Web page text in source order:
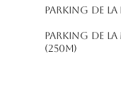
parking de la
parking de la
(250m)